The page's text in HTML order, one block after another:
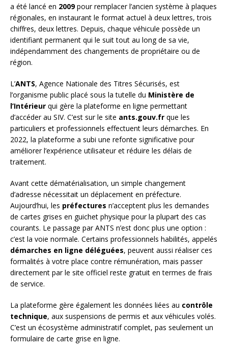
a été lancé en 2009pour remplacer l’ancien système à plaques
régionales, en instaurant le format actuel à deux lettres, trois
chiffres, deux lettres. Depuis, chaque véhicule possède un
identifiant permanent qui le suit tout au long de sa vie,
indépendamment des changements de propriétaire ou de
région.
L’ANTS, Agence Nationale des Titres Sécurisés, est
l’organisme public placé sous la tutelle du Ministère de
l’Intérieur qui gère la plateforme en ligne permettant
d’accéder au SIV. C’est sur le site ants.gouv.fr que les
particuliers et professionnels effectuent leurs démarches. En
2022, la plateforme a subi une refonte significative pour
améliorer l’expérience utilisateur et réduire les délais de
traitement.
Avant cette dématérialisation, un simple changement
d’adresse nécessitait un déplacement en préfecture.
Aujourd’hui, les préfectures n’acceptent plus les demandes
de cartes grises en guichet physique pour la plupart des cas
courants. Le passage par ANTS n’est donc plus une option :
c’est la voie normale. Certains professionnels habilités, appelés
démarches en ligne déléguées, peuvent aussi réaliser ces
formalités à votre place contre rémunération, mais passer
directement par le site officiel reste gratuit en termes de frais
de service.
La plateforme gère également les données liées au contrôle
technique, aux suspensions de permis et aux véhicules volés.
C’est un écosystème administratif complet, pas seulement un
formulaire de carte grise en ligne.